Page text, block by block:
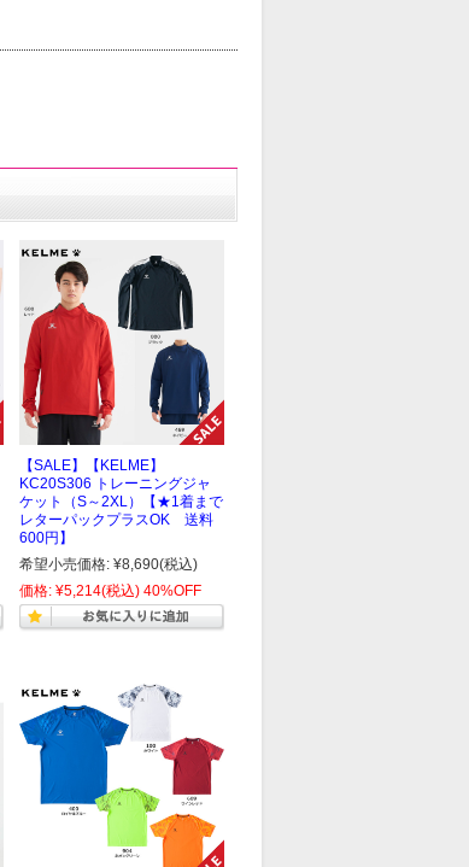
【SALE】【KELME】
KC20S306 トレーニングジャ
ケット（S～2XL）【★1着まで
レターパックプラスOK 送料
600円】
希望小売価格: ¥8,690(税込)
価格: ¥5,214(税込) 40%OFF